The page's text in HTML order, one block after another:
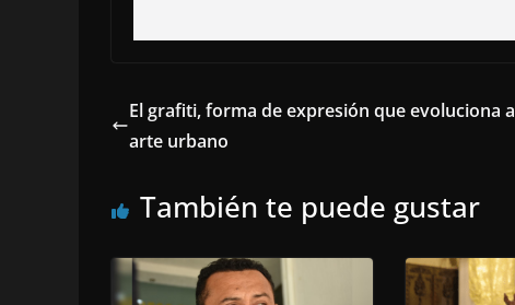
El grafiti, forma de expresión que evoluciona a
arte urbano
También te puede gustar